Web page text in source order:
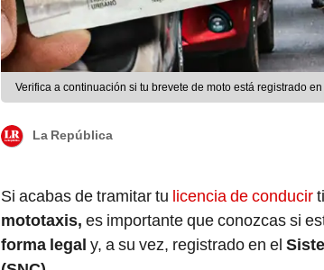
Verifica a continuación si tu brevete de moto está registrado
La República
Si acabas de tramitar tu licencia de conducir
mototaxis, es importante que conozcas si
forma legal y, a su vez, registrado en el